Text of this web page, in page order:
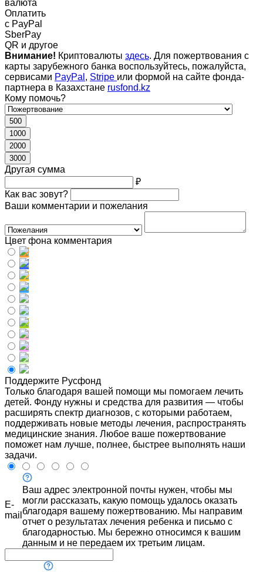
валюта
Оплатить
c PayPal
SberPay
QR и другое
Внимание! Криптовалюты здесь. Для пожертвования с
карты зарубежного банка воспользуйтесь, пожалуйста,
сервисами PayPal , Stripe или формой на сайте фонда-
партнера в Казахстане rusfond.kz
Кому помочь?
500
1000
2000
3000
Другая сумма
₽
Как вас зовут?
Ваши комментарии и пожелания
Цвет фона комментария
Поддержите Русфонд
Только благодаря вашей помощи мы помогаем лечить
детей. Фонду нужны и средства для развития — чтобы
расширять спектр диагнозов, с которыми работаем,
поддерживать новые методы лечения, распространять
медицинские знания. Любое ваше пожертвование
поможет нам лучше, полнее, быстрее выполнять наши
задачи.
E-
mail
Ваш адрес электронной почты нужен, чтобы мы
могли рассказать, какую помощь удалось оказать
благодаря вашему пожертвованию. Мы направим
отчет о результатах лечения ребенка и письмо с
благодарностью. Мы бережно относимся к вашим
данным и не передаем их третьим лицам.